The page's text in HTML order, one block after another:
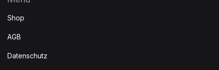
Shop
AGB
Datenschutz